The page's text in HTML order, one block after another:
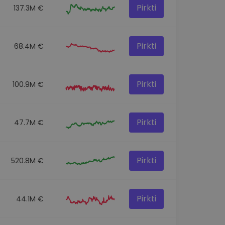
137.3M € Pirkti
68.4M € Pirkti
100.9M € Pirkti
47.7M € Pirkti
520.8M € Pirkti
44.1M € Pirkti